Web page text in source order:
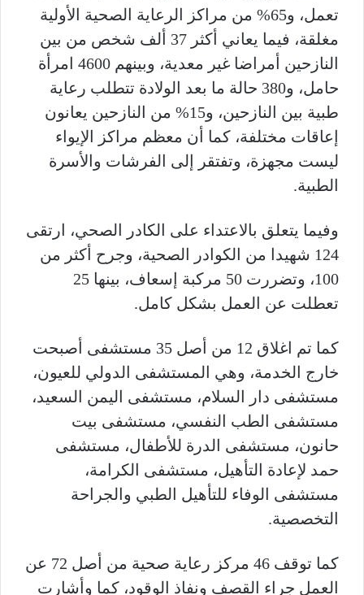
تعمل، و65% من مراكز الرعاية الصحية الأولية
مغلقة، فيما يعاني أكثر 37 ألف شخص من بين
النازحين أمراضا غير معدية، وبينهم 4600 امرأة
حامل، و380 حالة ما بعد الولادة تتطلب رعاية
طبية بين النازحين، و15% من النازحين يعانون
إعاقات مختلفة، كما أن معظم مراكز الإيواء
ليست مجهزة، وتفتقر إلى الفرشات والأسرة
الطبية.
وفيما يتعلق بالاعتداء على الكادر الصحي، ارتقى
124 شهيدا من الكوادر الصحية، وجرح أكثر من
100، وتضررت 50 مركبة إسعاف، بينها 25
تعطلت عن العمل بشكل كامل.
كما تم اغلاق 12 من أصل 35 مستشفى أصبحت
خارج الخدمة، وهي المستشفى الدولي للعيون،
مستشفى دار السلام، مستشفى اليمن السعيد،
مستشفى الطب النفسي، مستشفى بيت
حانون، مستشفى الدرة للأطفال، مستشفى
حمد لإعادة التأهيل، مستشفى الكرامة،
مستشفى الوفاء للتأهيل الطبي والجراحة
التخصصية.
كما توقف 46 مركز رعاية صحية من أصل 72 عن
العمل جراء القصف ونفاذ الوقود، كما وأشارت